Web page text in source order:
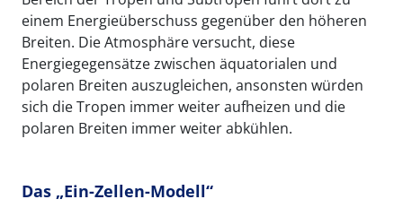
einem Energieüberschuss gegenüber den höheren
Breiten. Die Atmosphäre versucht, diese
Energiegegensätze zwischen äquatorialen und
polaren Breiten auszugleichen, ansonsten würden
sich die Tropen immer weiter aufheizen und die
polaren Breiten immer weiter abkühlen.
Das „Ein-Zellen-Modell“